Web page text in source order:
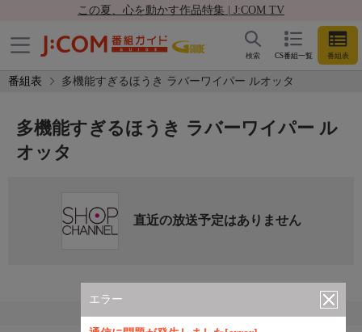
この夏、心を動かす作品特集 | J:COM TV
CS番組一覧 番組表
検索
番組表 多機能すぎるほうき ラバーワイパー ルオッタ
エラー
多機能すぎるほうき ラバーワイパー ル
オッタ
直近の放送予定はありません